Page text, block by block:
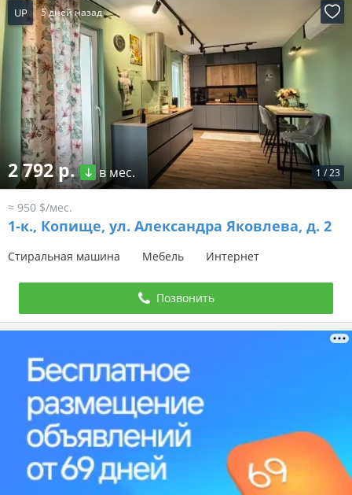
UP 5 дней назад
1 /23
2 792 р. в мес.
≈ 950 $/мес.
1-к., Копище, ул. Александра Яковлева, д. 2
Стиральная машина Мебель Интернет
Позвонить